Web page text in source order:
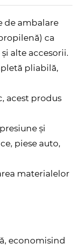
de ambalare
ca
alte accesorii.
pliabilă,
acest produs
și
piese auto,
materialelor
economisind